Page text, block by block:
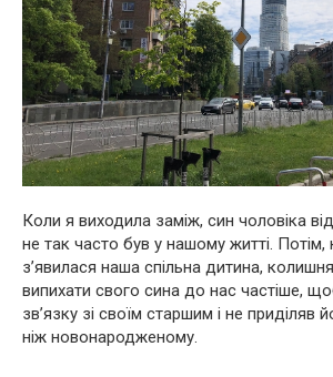
Коли я виходила заміж, син чоловіка
не так часто був у нашому житті. Потім,
з’явилася наша спільна дитина,
випихати свого сина до нас частіше,
зв’язку зі своїм старшим і не приділяв
ніж новонародженому.